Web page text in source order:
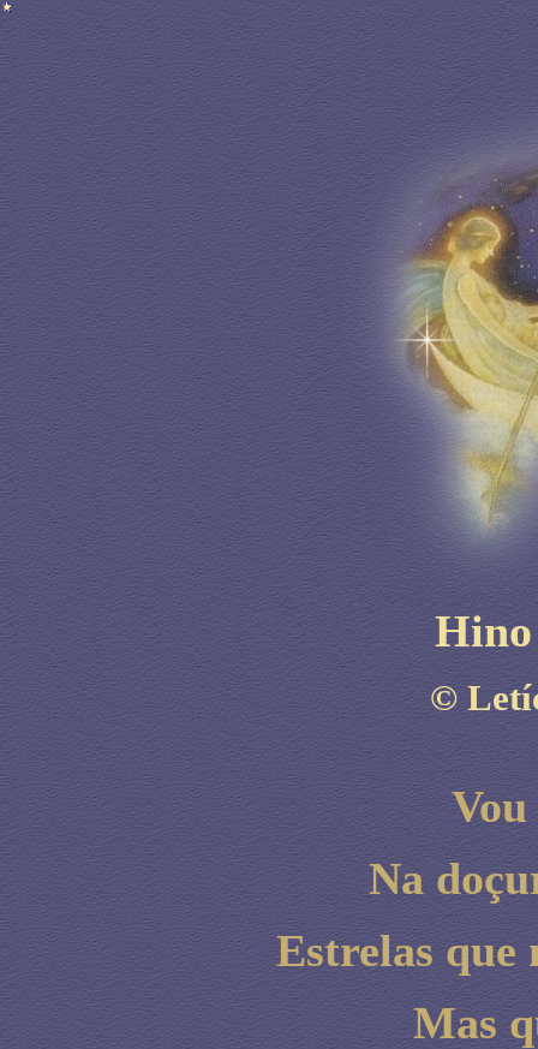
Hino
©
Na
Estrelas que
Mas